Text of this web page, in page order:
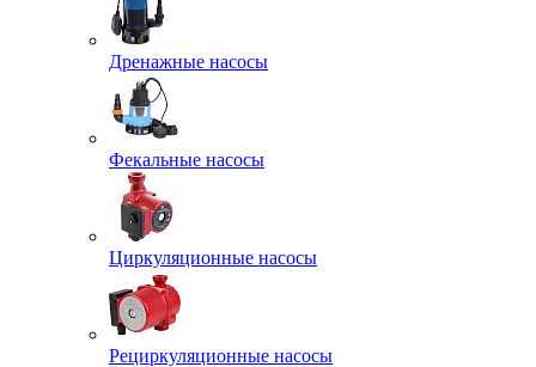
Дренажные насосы
Фекальные насосы
Циркуляционные насосы
Рециркуляционные насосы